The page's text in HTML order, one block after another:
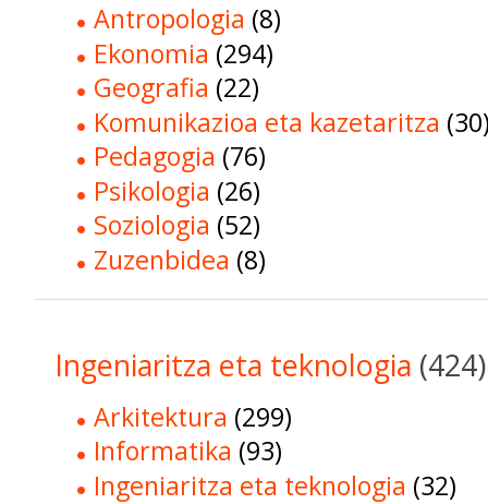
Antropologia (8)
Ekonomia (294)
Geografia (22)
Komunikazioa eta kazetaritza
Pedagogia (76)
Psikologia (26)
Soziologia (52)
Zuzenbidea (8)
Ingeniaritza eta teknologia (424)
Arkitektura (299)
Informatika (93)
Ingeniaritza eta teknologia (32)